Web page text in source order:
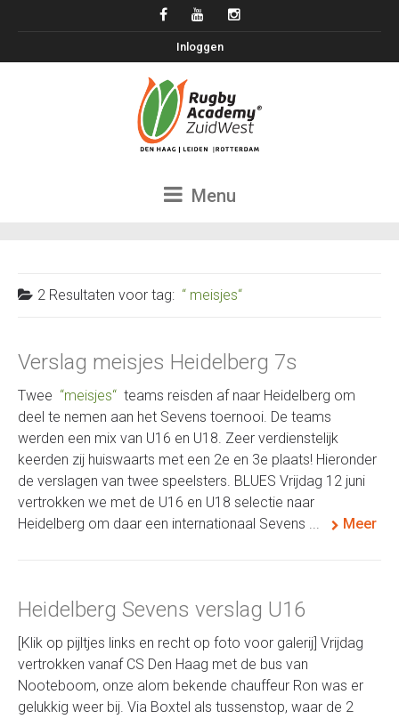
Inloggen
Menu
2 Resultaten voor tag: meisjes
Verslag meisjes Heidelberg 7s
Twee meisjes
teams reisden af naar Heidelberg om
deel te nemen aan het Sevens toernooi. De teams
werden een mix van U16 en U18. Zeer verdienstelijk
keerden zij huiswaarts met een 2e en 3e plaats! Hieronder
de verslagen van twee speelsters. BLUES Vrijdag 12 juni
vertrokken we met de U16 en U18 selectie naar
Heidelberg om daar een internationaal Sevens ...
Meer
Heidelberg Sevens verslag U16
[Klik op pijltjes links en recht op foto voor galerij] Vrijdag
vertrokken vanaf CS Den Haag met de bus van
Nooteboom, onze alom bekende chauffeur Ron was er
gelukkig weer bij. Via Boxtel als tussenstop, waar de 2